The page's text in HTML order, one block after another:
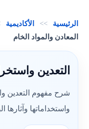
الرئيسية >> الأكاديمية
المعادن والمواد الخام
التعدين
شرح مفهوم التعدين
واستخداماتها وآثارها